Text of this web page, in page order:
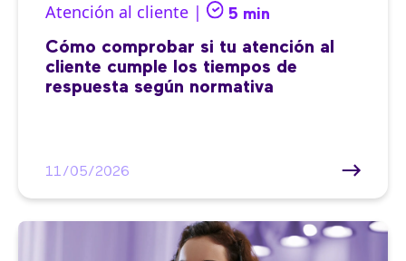
Atención al cliente | 5 min
Cómo comprobar si tu atención al
cliente cumple los tiempos de
respuesta según normativa
11/05/2026